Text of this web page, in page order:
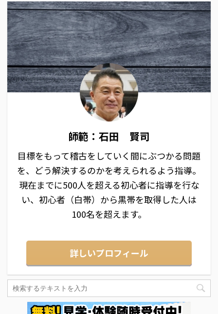
師範：石田 賢司
目標をもって稽古をしていく間にぶつかる問題
を、どう解決するのかを考えられるよう指導。
現在までに500人を超える初心者に指導を行な
い、初心者（白帯）から黒帯を取得した人は
100名を超えます。
詳しいプロフィール